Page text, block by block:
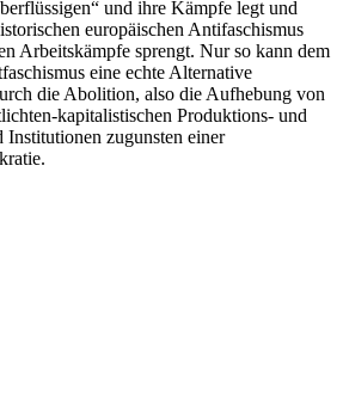
und ihre Kämpfe legt und
europäischen Antifaschismus
Arbeitskämpfe sprengt. Nur so kann dem
eine echte Alternative
die Abolition, also die Aufhebung von
kapitalistischen Produktions- und
Institutionen zugunsten einer